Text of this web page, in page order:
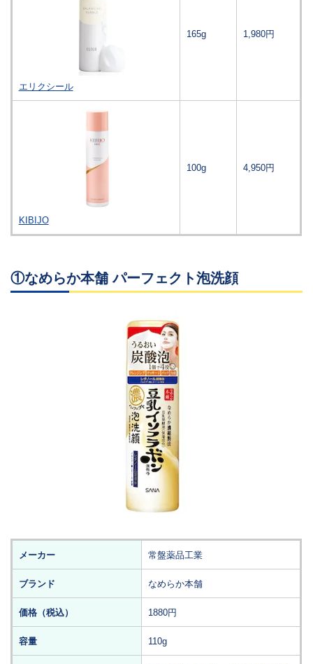
エリクシール
165g 1,980円
KIBIJO
100g 4,950円
①なめらか本舗 パーフェクト泡洗顔
メーカー 常盤薬品工業
ブランド なめらか本舗
価格（税込） 1880円
容量 110g